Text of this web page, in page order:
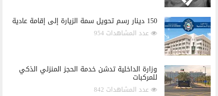
150 دينار رسم تحويل سمة الزيارة إلى إقامة عادية
عدد المشاهدات 954
وزارة الداخلية تدشن خدمة الحجز المنزلي الذكي
للمركبات
عدد المشاهدات 842